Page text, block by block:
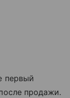
первый
продажи.